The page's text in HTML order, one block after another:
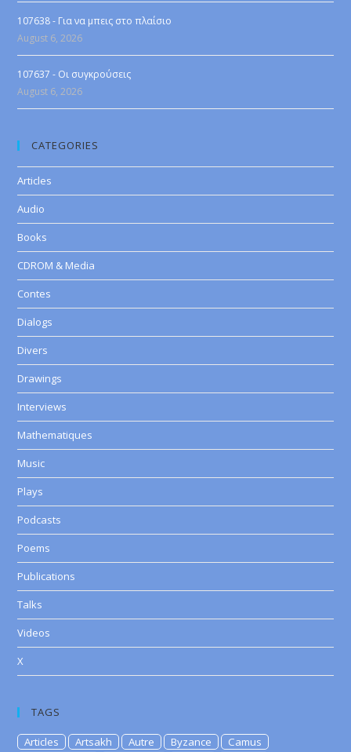
107638 - Για να μπεις στο πλαίσιο
August 6, 2026
107637 - Οι συγκρούσεις
August 6, 2026
CATEGORIES
Articles
Audio
Books
CDROM & Media
Contes
Dialogs
Divers
Drawings
Interviews
Mathematiques
Music
Plays
Podcasts
Poems
Publications
Talks
Videos
X
TAGS
Articles Artsakh Autre Byzance
Camus